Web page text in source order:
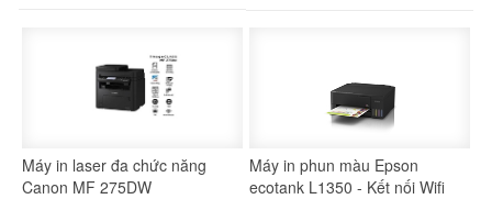
Máy in laser đa chức năng
Canon MF 275DW
Máy in phun màu Epson
ecotank L1350 - Kết nối Wifi